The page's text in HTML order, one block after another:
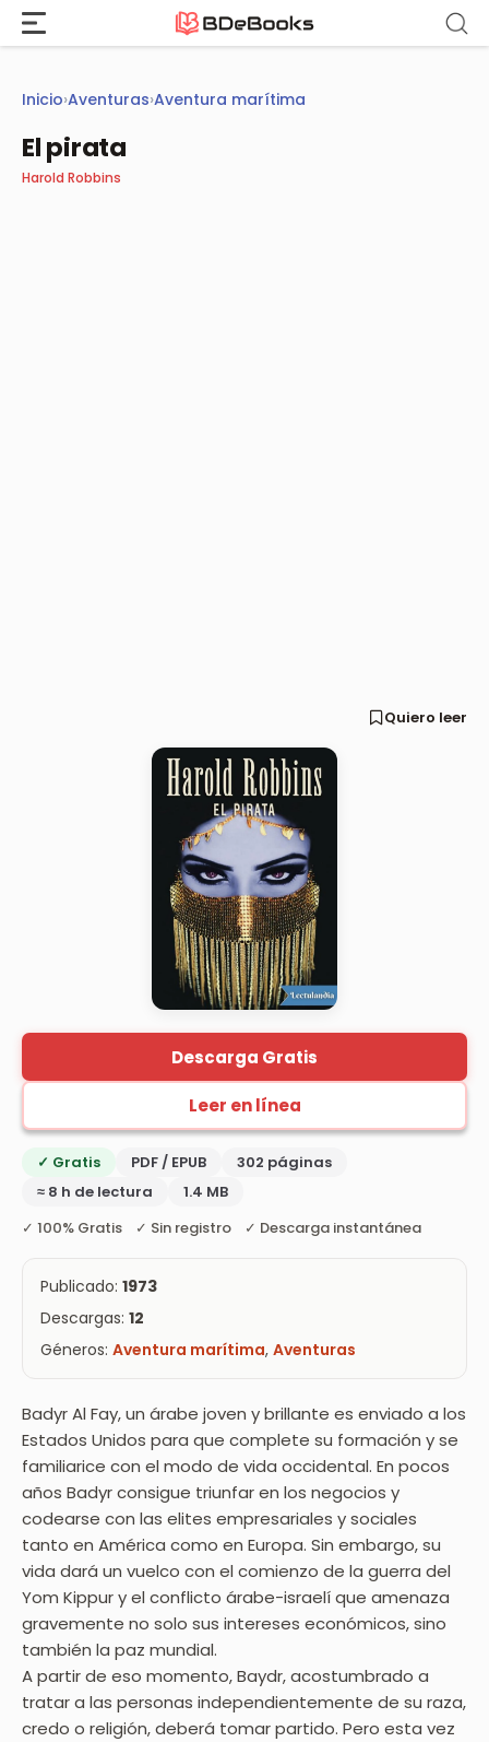
Saltar
contenido
Inicio›Aventuras›Aventura marítima
El pirata
Harold Robbins
Quiero leer
Descarga Gratis
Leer en línea
✓ Gratis PDF / EPUB
302 páginas
≈ 8 h de lectura
1.4 MB
✓ 100% Gratis ✓ Sin registro ✓ Descarga instantánea
Publicado: 1973
Descargas: 12
Géneros: Aventura marítima, Aventuras
Badyr Al Fay, un árabe joven y brillante es enviado a los
Estados Unidos para que complete su formación y se
familiarice con el modo de vida occidental. En pocos
años Badyr consigue triunfar en los negocios y
codearse con las elites empresariales y sociales
tanto en América como en Europa. Sin embargo, su
vida dará un vuelco con el comienzo de la guerra del
Yom Kippur y el conflicto árabe-israelí que amenaza
gravemente no solo sus intereses económicos, sino
también la paz mundial.
A partir de eso momento, Baydr, acostumbrado a
tratar a las personas independientemente de su raza,
credo o religión, deberá tomar partido. Pero esta vez